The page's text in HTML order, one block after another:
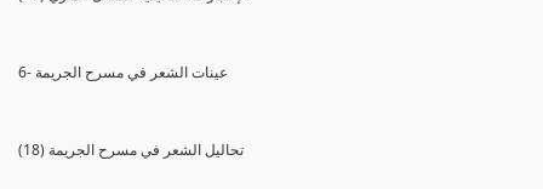
6- عينات الشعر في مسرح الجريمة
(18) تحاليل الشعر في مسرح الجريمة